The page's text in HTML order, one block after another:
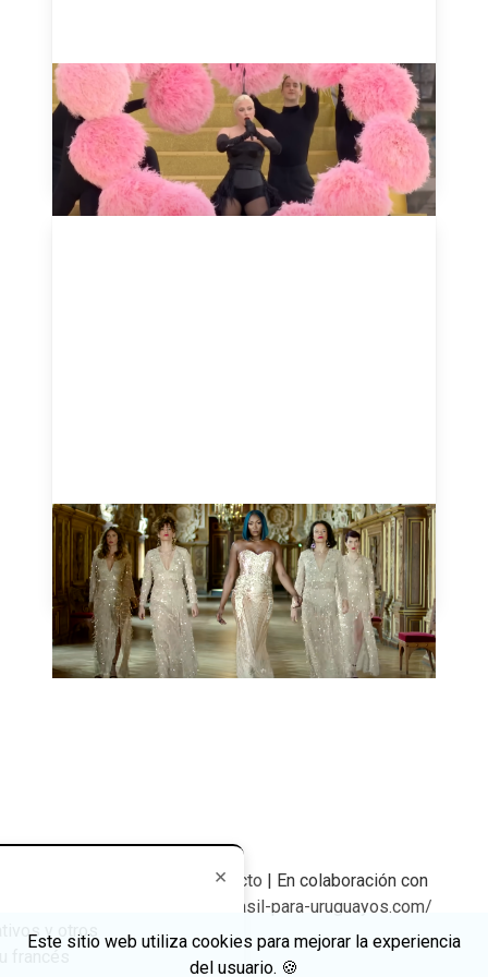
Mon truc en plumes - Zizi
Jeanmaire
July 28, 2024
Pookie - Aya Nakamura
July 27, 2024
×
y otros
Contacto | En colaboración con
https://residencia-en-brasil-para-uruguayos.com/
Este sitio web utiliza cookies para mejorar la experiencia
del usuario. 🍪